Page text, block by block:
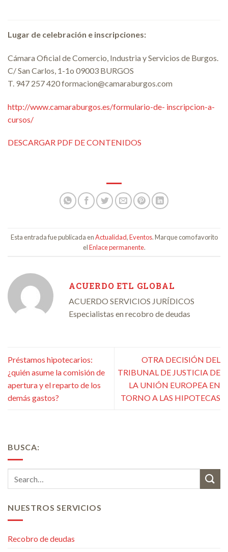
Lugar de celebración e inscripciones:
Cámara Oficial de Comercio, Industria y Servicios de Burgos.
C/ San Carlos, 1-1o 09003 BURGOS
T. 947 257 420 formacion@camaraburgos.com
http://www.camaraburgos.es/formulario-de- inscripcion-a-
cursos/
DESCARGAR PDF DE CONTENIDOS
Esta entrada fue publicada enActualidad,Eventos. Marque como favorito
elEnlace permanente.
ACUERDO ETL GLOBAL
ACUERDO SERVICIOS JURÍDICOS
Especialistas en recobro de deudas
Préstamos hipotecarios:
¿quién asume la comisión de
apertura y el reparto de los
demás gastos?
OTRA DECISIÓN DEL
TRIBUNAL DE JUSTICIA DE
LA UNIÓN EUROPEA EN
TORNO A LAS HIPOTECAS
BUSCA:
NUESTROS SERVICIOS
Recobro de deudas